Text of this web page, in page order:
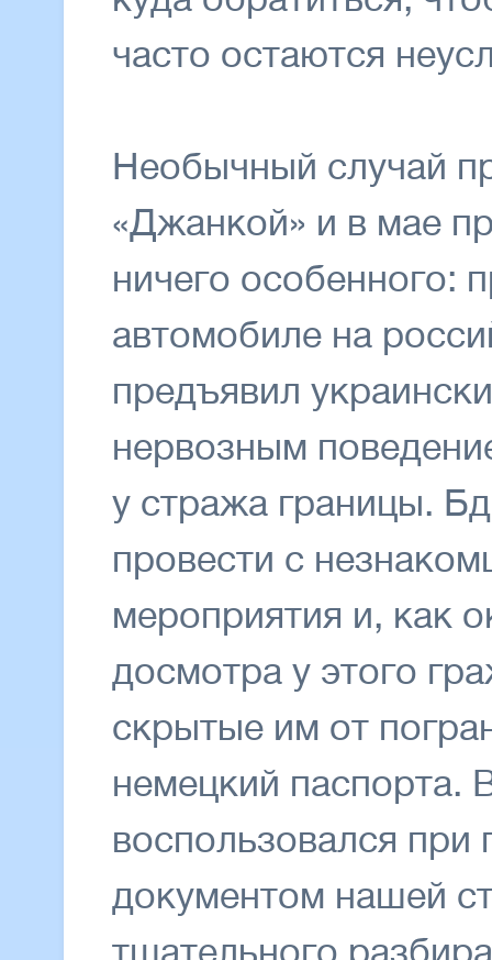
часто остаются
Необычный случай
«Джанкой» и в мае
ничего особенного:
автомобиле на
предъявил
нервозным
у стража границы.
провести с
мероприятия и, как
досмотра у этого
скрытые им от
немецкий паспорта.
воспользовался при
документом нашей